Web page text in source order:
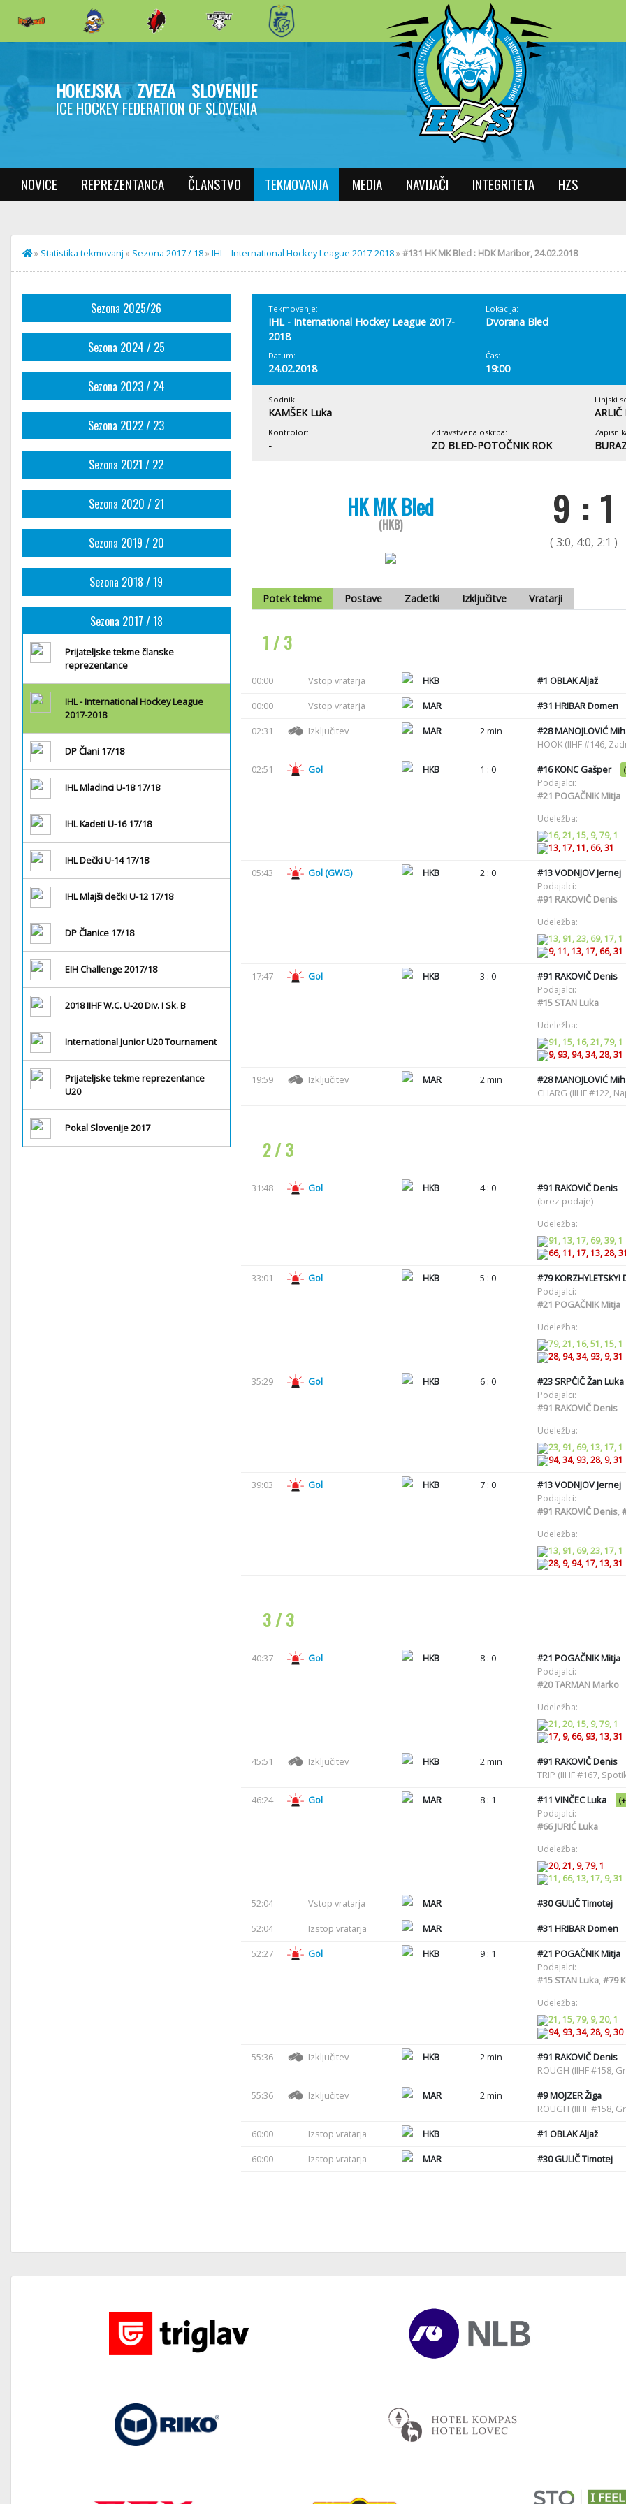
HOKEJSKA ZVEZA SLOVENIJE
ICE HOCKEY FEDERATION OF SLOVENIA
NOVICE REPREZENTANCA ČLANSTVO TEKMOVANJA MEDIA NAVIJAČI INTEGRITETA HZS
» Statistika tekmovanj » Sezona 2017 / 18»IHL - International Hockey League 2017-2018»#131 HK MK Bled : HDK Maribor, 24.02.2018
Sezona 2025/26
Sezona 2024 / 25
Sezona 2023 / 24
Sezona 2022 / 23
Sezona 2021 / 22
Sezona 2020 / 21
Sezona 2019 / 20
Sezona 2018 / 19
Sezona 2017 / 18
Prijateljske tekme članske
reprezentance
IHL - International Hockey League
2017-2018
DP Člani 17/18
IHL Mladinci U-18 17/18
IHL Kadeti U-16 17/18
IHL Dečki U-14 17/18
IHL Mlajši dečki U-12 17/18
DP Članice 17/18
EIH Challenge 2017/18
2018 IIHF W.C. U-20 Div. I Sk. B
International Junior U20 Tournament
Prijateljske tekme reprezentance
U20
Pokal Slovenije 2017
Tekmovanje:
IHL - International Hockey League 2017-
2018
Lokacija:
Dvorana Bled
Datum:
24.02.2018
Čas:
19:00
Sodnik:
KAMŠEK Luka
Linjski
Kontrolor:
-
Zdravstvena oskrba:
ZD BLED-POTOČNIK ROK
HK MK Bled
(HKB) 9 : 1
( 3:0, 4:0, 2:1 )
Potek tekme Postave Zadetki Izključitve Vratarji
1 / 3
00:00 Vstop vratarja HKB #1 OBLAK Aljaž
00:00
Vstop vratarja MAR #31 HRIBAR Domen
02:31
Izključitev MAR 2 min #28MANOJLOVIĆ
HOOK (IIHF #146,
02:51 Gol HKB 1 : 0 #16KONC Gašper
Podajalci:
#21 POGAČNIK Mitja
Udeležba:
16, 21, 15, 9, 79, 1
13, 17, 11, 66, 31
05:43 Gol (GWG) HKB 2 : 0 #13VODNJOV Jernej
Podajalci:
#91 RAKOVIČ Denis
Udeležba:
13, 91, 23, 69, 17, 1
9, 11, 13, 17, 66, 31
17:47 Gol HKB 3 : 0 #91 RAKOVIČ Denis
Podajalci:
#15STAN Luka
Udeležba:
91, 15, 16, 21, 79, 1
9, 93, 94, 34, 28, 31
19:59 Izključitev MAR 2 min #28MANOJLOVIĆ
CHARG (IIHF #122,
2 / 3
31:48 Gol HKB 4 : 0 #91 RAKOVIČ Denis
(brez podaje)
Udeležba:
91, 13, 17, 69, 39, 1
66, 11, 17, 13, 28, 31
33:01 Gol HKB 5 : 0 #79KORZHYLETSKYI
Podajalci:
#21 POGAČNIK Mitja
Udeležba:
79, 21, 16, 51, 15, 1
28, 94, 34, 93, 9, 31
35:29 Gol HKB 6 : 0 #23SRPČIČ Žan Luka
Podajalci:
#91 RAKOVIČ Denis
Udeležba:
23, 91, 69, 13, 17, 1
94, 34, 93, 28, 9, 31
39:03 Gol HKB 7 : 0 #13VODNJOV Jernej
Podajalci:
#91 RAKOVIČ Denis,
Udeležba:
13, 91, 69, 23, 17, 1
28, 9, 94, 17, 13, 31
3 / 3
40:37 Gol HKB 8 : 0 #21 POGAČNIK Mitja
Podajalci:
#20TARMAN Marko
Udeležba:
21, 20, 15, 9, 79, 1
17, 9, 66, 93, 13, 31
45:51 Izključitev HKB 2 min #91 RAKOVIČ Denis
TRIP (IIHF #167,
46:24 Gol MAR 8 : 1 #11 VINČEC Luka
Podajalci:
#66JURIĆ Luka
Udeležba:
20, 21, 9, 79, 1
11, 66, 13, 17, 9, 31
52:04 Vstop vratarja MAR #30GULIČ Timotej
52:04
Izstop vratarja MAR #31 HRIBAR Domen
52:27
Gol HKB 9 : 1 #21 POGAČNIK Mitja
Podajalci:
#15STAN Luka,#79
Udeležba:
21, 15, 79, 9, 20, 1
94, 93, 34, 28, 9, 30
55:36 Izključitev HKB 2 min #91 RAKOVIČ Denis
ROUGH (IIHF #158,
55:36 Izključitev MAR 2 min #9MOJZER Žiga
ROUGH (IIHF #158,
60:00 Izstop vratarja HKB #1 OBLAK Aljaž
60:00
Izstop vratarja MAR #30GULIČ Timotej